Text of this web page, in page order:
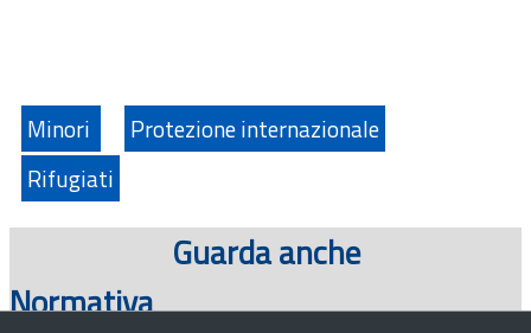
Minori
Protezione internazionale
Rifugiati
Guarda anche
Normativa